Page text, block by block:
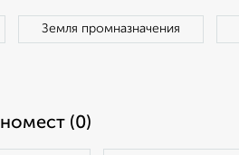
Земля промназначения
(0)